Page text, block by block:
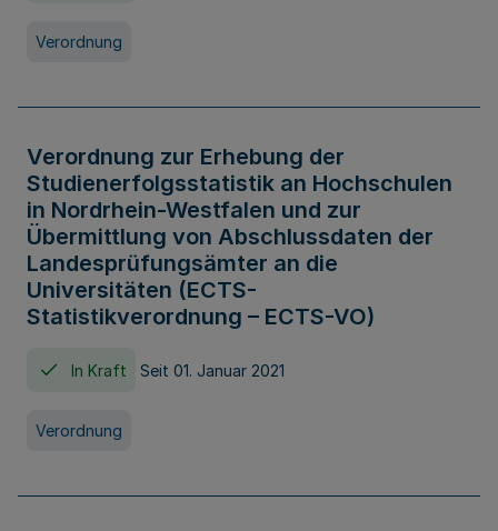
Verordnung
Verordnung zur Erhebung der
Studienerfolgsstatistik an Hochschulen
in Nordrhein-Westfalen und zur
Übermittlung von Abschlussdaten der
Landesprüfungsämter an die
Universitäten (ECTS-
Statistikverordnung – ECTS-VO)
In Kraft Seit 01. Januar 2021
Verordnung